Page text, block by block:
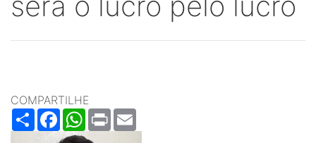
COMPARTILHE
ShareFacebookWhatsApp
Print